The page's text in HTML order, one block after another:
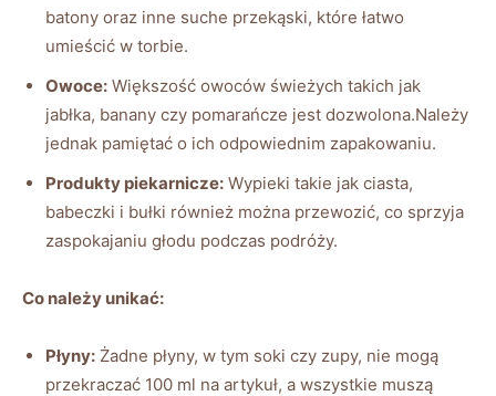
batony oraz inne suche przekąski, które łatwo
umieścić w torbie.
Owoce: Większość owoców świeżych takich jak
jabłka, banany czy pomarańcze jest dozwolona.Należy
jednak pamiętać o ich odpowiednim zapakowaniu.
Produkty piekarnicze: Wypieki takie jak ciasta,
babeczki i bułki również można przewozić, co sprzyja
zaspokajaniu głodu podczas podróży.
Co należy unikać:
Płyny: Żadne płyny, w tym soki czy zupy, nie mogą
przekraczać 100 ml na artykuł, a wszystkie muszą